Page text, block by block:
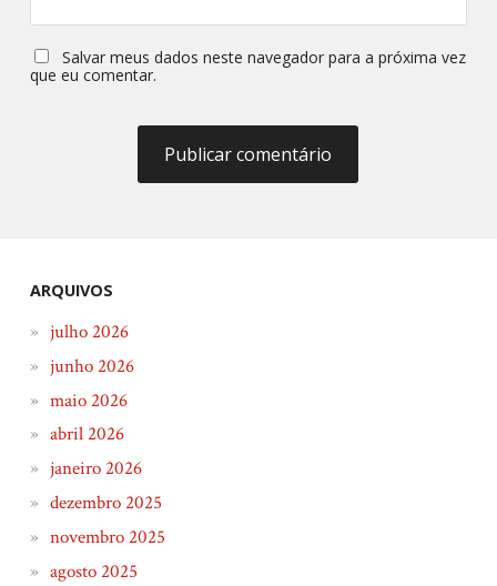
Salvar meus dados neste navegador para a próxima vez
que eu comentar.
ARQUIVOS
julho 2026
junho 2026
maio 2026
abril 2026
janeiro 2026
dezembro 2025
novembro 2025
agosto 2025